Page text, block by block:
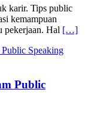
karir. Tips public
kemampuan
pekerjaan. Hal […]
Public